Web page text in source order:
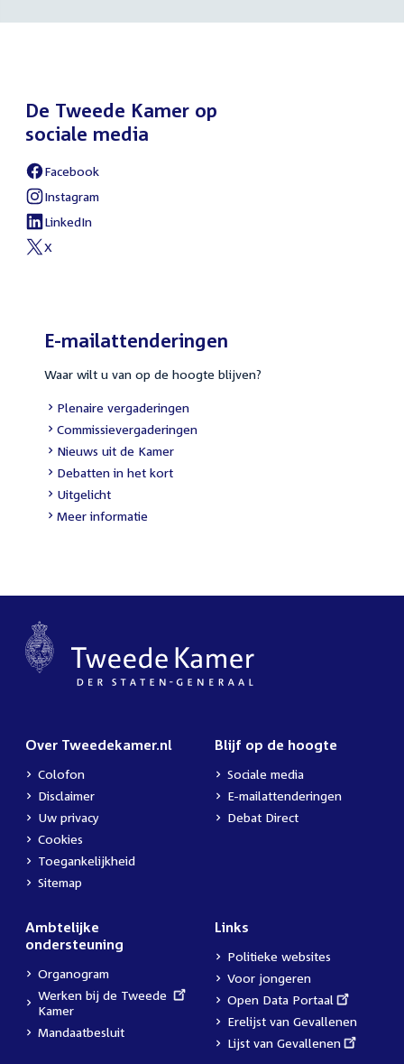
De Tweede Kamer op
sociale media
External
link:
Facebook
External
link:
Instagram
External
link:
LinkedIn
External
X
E-mailattenderingen
Waar wilt u van op de hoogte blijven?
External
link:
Plenaire vergaderingen
External
link:
Commissievergaderingen
External
link:
Nieuws uit de Kamer
External
link:
Debatten in het kort
External
link:
Uitgelicht
Meer informatie
Over Tweedekamer.nl
Colofon
Disclaimer
Uw privacy
Cookies
Toegankelijkheid
Sitemap
Blijf op de hoogte
Sociale media
E-mailattenderingen
Debat Direct
Ambtelijke
ondersteuning
Organogram
External
link:
Werken bij de Tweede
Kamer
Mandaatbesluit
Links
Politieke websites
Voor jongeren
External
link:
Open Data Portaal
Erelijst van Gevallenen
External
Lijst van Gevallenen